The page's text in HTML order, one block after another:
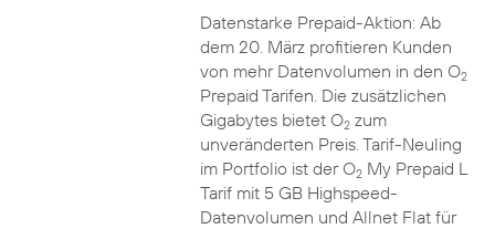
Datenstarke Prepaid-Aktion: Ab
dem 20. März profitieren Kunden
von mehr Datenvolumen in den O2
Prepaid Tarifen. Die zusätzlichen
Gigabytes bietet O2zum
unveränderten Preis. Tarif-Neuling
im Portfolio ist der O2My Prepaid L
Tarif mit 5 GB Highspeed-
Datenvolumen und Allnet Flat für